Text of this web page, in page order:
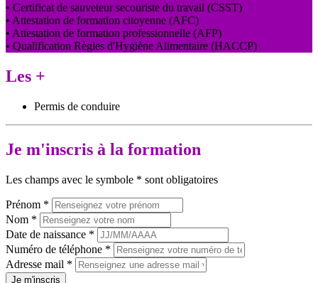
• Certificat de sauveteur secouriste du travail (CSST)
• Attestation de formation citoyenne (AFC)
• Attestation de formation professionnelle (AFP)
• Qualification Règles d'Hygiène Alimentaire (HACCP)
Les +
Permis de conduire
Je m'inscris à la formation
Les champs avec le symbole * sont obligatoires
Prénom *
Nom *
Date de naissance *
Numéro de téléphone *
Adresse mail *
Je m'inscris